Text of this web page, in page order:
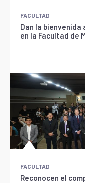
FACULTAD
Dan la
en la Facultad de
FACULTAD
Reconocen el